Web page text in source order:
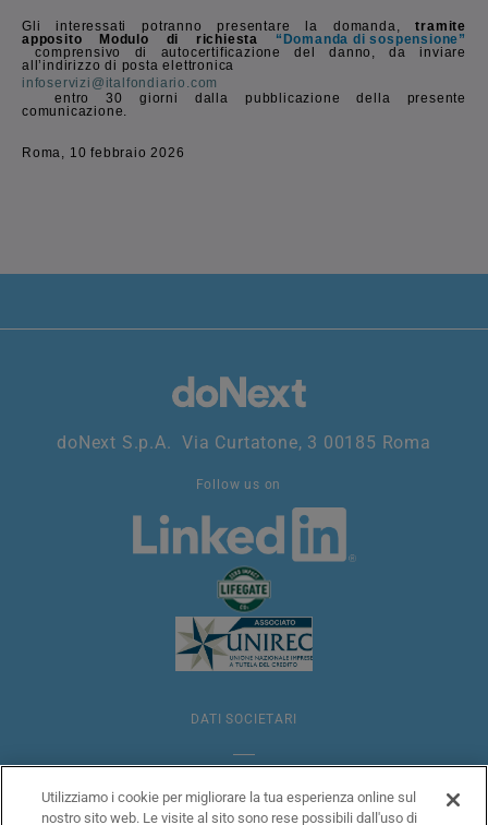
Gli interessati potranno presentare la domanda,tramite
apposito Modulo di richiesta “Domanda di sospensione”
comprensivo di autocertificazione del danno, da inviare
all’indirizzo di posta elettronica
infoservizi@italfondiario.com
entro 30 giorni dalla pubblicazione della presente
comunicazione.
Roma, 10 febbraio 2026
doNext S.p.A. Via Curtatone, 3 00185 Roma
Follow us on
DATI SOCIETARI
NOTE LEGALI
Utilizziamo i cookie per migliorare la tua esperienza online sul
nostro sito web. Le visite al sito sono rese possibili dall'uso di